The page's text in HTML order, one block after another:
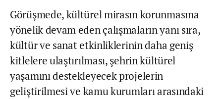
Görüşmede, kültürel mirasın korunmasına
yönelik devam eden çalışmaların yanı sıra,
kültür ve sanat etkinliklerinin daha geniş
kitlelere ulaştırılması, şehrin kültürel
yaşamını destekleyecek projelerin
geliştirilmesi ve kamu kurumları arasındaki